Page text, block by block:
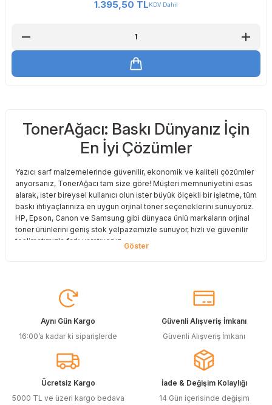
1.395,50 TLKDV Dahil
TonerAğacı: Baskı Dünyanız İçin
En İyi Çözümler
Yazıcı sarf malzemelerinde güvenilir, ekonomik ve kaliteli çözümler
arıyorsanız, TonerAğacı tam size göre! Müşteri memnuniyetini esas
alarak, ister bireysel kullanıcı olun ister büyük ölçekli bir işletme, tüm
baskı ihtiyaçlarınıza en uygun orjinal toner seçeneklerini sunuyoruz.
HP, Epson, Canon ve Samsung gibi dünyaca ünlü markaların orjinal
toner ürünlerini geniş stok yelpazemizle sunuyor, hızlı ve güvenilir
teslimatımızla fark yaratıyoruz.
istiyorsunuz? O halde muadil toner çözümlerimize göz atmalısınız!
Muadil toner ürünlerimiz, orijinal kalitesine en yakın performansı
sunacak şekilde test edilmiştir. Böylece, baskı kalitenizden ödün
vermeden bütçenizi koruyabilirsiniz. Özellikle büyük hacimli
baskılar yapan işletmeler için muadil toner, tasarruf sağlamanın en
akıllı yollarından biri!
Orjinal Kartuşun Önemi
Aynı Gün Kargo
16:00’a kadar ki siparişlerde
Güvenli Alışveriş İmkanı
Güvenli Alışveriş İmkanı
Ücretsiz Kargo
5000 TL ve üzeri kargo bedava
İade & Değişim Kolaylığı
14 Gün içerisinde değişim